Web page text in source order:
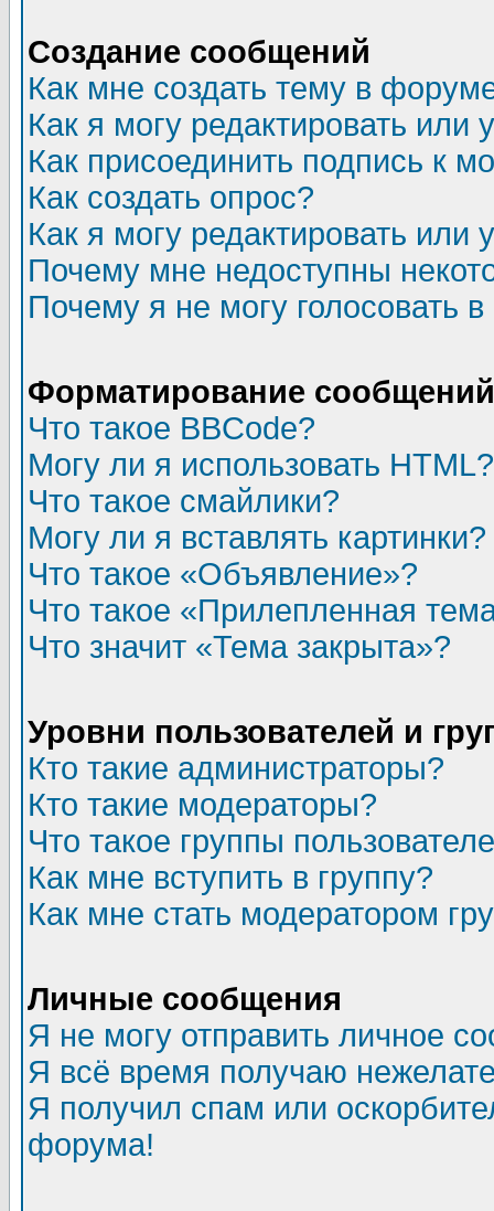
Создание сообщений
Как мне создать тему в
Как я могу редактировать или
Как присоединить подпись к
Как создать опрос?
Как я могу редактировать или
Почему мне недоступны
Почему я не могу голосовать
Форматирование
Что такое BBCode?
Могу ли я использовать HTML?
Что такое смайлики?
Могу ли я вставлять картинки?
Что такое «Объявление»?
Что такое «Прилепленная
Что значит «Тема закрыта»?
Уровни пользователей и
Кто такие администраторы?
Кто такие модераторы?
Что такое группы
Как мне вступить в группу?
Как мне стать модератором
Личные сообщения
Я не могу отправить личное
Я всё время получаю
Я получил спам или
форума!